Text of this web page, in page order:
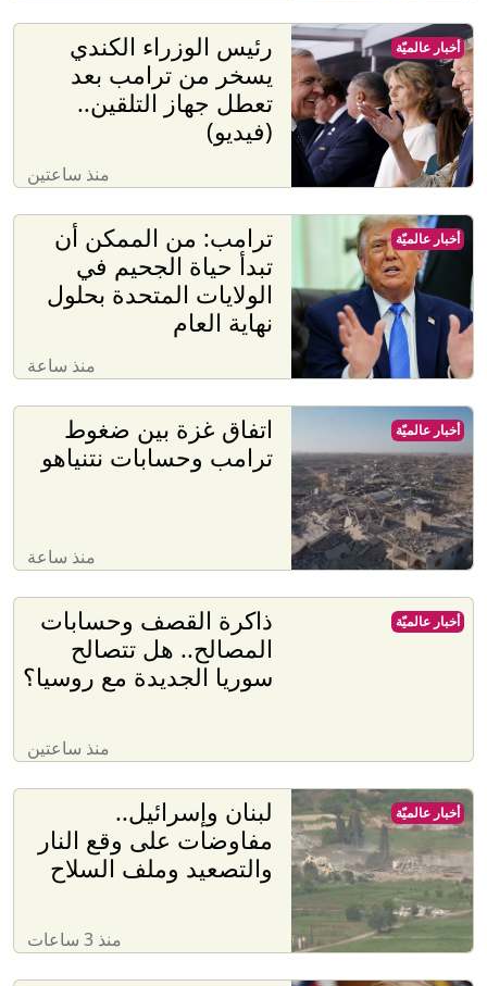
رئيس الوزراء الكندي
يسخر من ترامب بعد
تعطل جهاز التلقين..
(فيديو)
منذ ساعتين
أخبار عالميّة
ترامب: من الممكن أن
تبدأ حياة الجحيم في
الولايات المتحدة بحلول
نهاية العام
منذ ساعة
أخبار عالميّة
اتفاق غزة بين ضغوط
ترامب وحسابات نتنياهو
منذ ساعة
أخبار عالميّة
ذاكرة القصف وحسابات
المصالح.. هل تتصالح
سوريا الجديدة مع روسيا؟
منذ ساعتين
أخبار عالميّة
لبنان وإسرائيل..
مفاوضات على وقع النار
والتصعيد وملف السلاح
منذ 3 ساعات
أخبار عالميّة